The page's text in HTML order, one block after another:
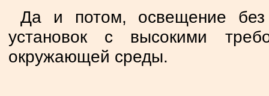
Да и потом, освещение без
установок с высокими
окружающей среды.